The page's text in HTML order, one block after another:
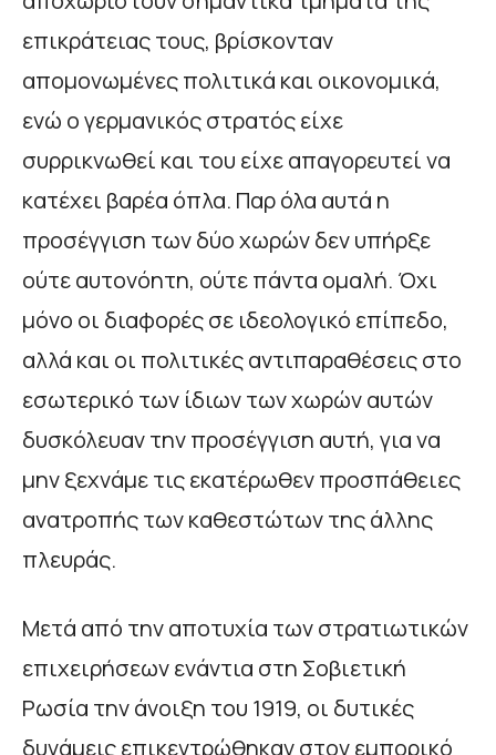
επικράτειας τους, βρίσκονταν
απομονωμένες πολιτικά και οικονομικά,
ενώ ο γερμανικός στρατός είχε
συρρικνωθεί και του είχε απαγορευτεί να
κατέχει βαρέα όπλα. Παρ όλα αυτά η
προσέγγιση των δύο χωρών δεν υπήρξε
ούτε αυτονόητη, ούτε πάντα ομαλή. Όχι
μόνο οι διαφορές σε ιδεολογικό επίπεδο,
αλλά και οι πολιτικές αντιπαραθέσεις στο
εσωτερικό των ίδιων των χωρών αυτών
δυσκόλευαν την προσέγγιση αυτή, για να
μην ξεχνάμε τις εκατέρωθεν προσπάθειες
ανατροπής των καθεστώτων της άλλης
πλευράς.
Μετά από την αποτυχία των στρατιωτικών
επιχειρήσεων ενάντια στη Σοβιετική
Ρωσία την άνοιξη του 1919, οι δυτικές
δυνάμεις επικεντρώθηκαν στον εμπορικό